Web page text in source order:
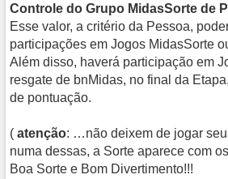
Controle do Grupo MidasSorte de
Esse valor, a critério da Pessoa,
participações em Jogos MidasSorte
Além disso, haverá participação em
resgate de bnMidas, no final da
de pontuação.
(atenção: …não deixem de jogar
numa dessas, a Sorte aparece com
Boa Sorte e Bom Divertimento!!!